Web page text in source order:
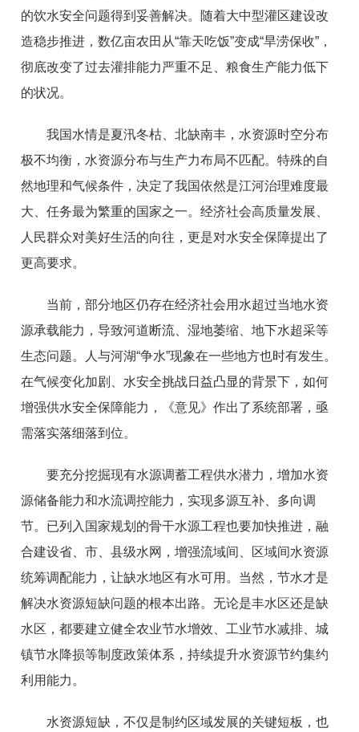
的饮水安全问题得到妥善解决。随着大中型灌区建设改
造稳步推进，数亿亩农田从“靠天吃饭”变成“旱涝保收”，
彻底改变了过去灌排能力严重不足、粮食生产能力低下
的状况。
我国水情是夏汛冬枯、北缺南丰，水资源时空分布
极不均衡，水资源分布与生产力布局不匹配。特殊的自
然地理和气候条件，决定了我国依然是江河治理难度最
大、任务最为繁重的国家之一。经济社会高质量发展、
人民群众对美好生活的向往，更是对水安全保障提出了
更高要求。
当前，部分地区仍存在经济社会用水超过当地水资
源承载能力，导致河道断流、湿地萎缩、地下水超采等
生态问题。人与河湖“争水”现象在一些地方也时有发生。
在气候变化加剧、水安全挑战日益凸显的背景下，如何
增强供水安全保障能力，《意见》作出了系统部署，亟
需落实落细落到位。
要充分挖掘现有水源调蓄工程供水潜力，增加水资
源储备能力和水流调控能力，实现多源互补、多向调
节。已列入国家规划的骨干水源工程也要加快推进，融
合建设省、市、县级水网，增强流域间、区域间水资源
统筹调配能力，让缺水地区有水可用。当然，节水才是
解决水资源短缺问题的根本出路。无论是丰水区还是缺
水区，都要建立健全农业节水增效、工业节水减排、城
镇节水降损等制度政策体系，持续提升水资源节约集约
利用能力。
水资源短缺，不仅是制约区域发展的关键短板，也